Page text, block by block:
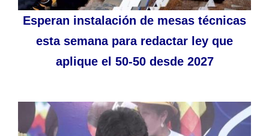
Esperan instalación de mesas técnicas
esta semana para redactar ley que
aplique el 50-50 desde 2027